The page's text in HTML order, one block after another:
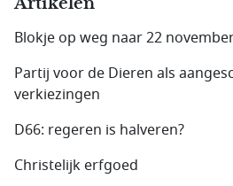
Blokje op weg naar 22
Partij voor de Dieren als
verkiezingen
D66: regeren is halveren?
Christelijk erfgoed